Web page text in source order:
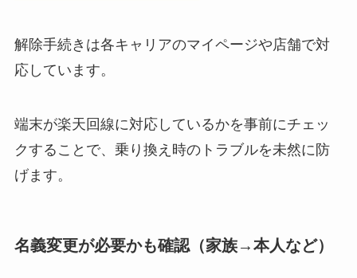
解除手続きは各キャリアのマイページや店舗で対
応しています。
端末が楽天回線に対応しているかを事前にチェッ
クすることで、乗り換え時のトラブルを未然に防
げます。
名義変更が必要かも確認（家族→本人など）